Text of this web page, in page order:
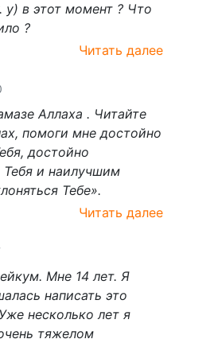
у) в этот момент ? Что
?
Читать далее
Аллаха . Читайте
помоги мне достойно
достойно
Тебя и наилучшим
Тебе».
Читать далее
Мне 14 лет. Я
написать это
несколько лет я
тяжелом